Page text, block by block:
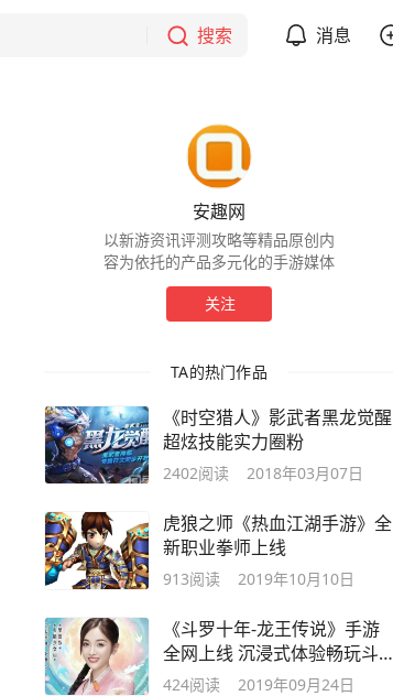
搜索 消息
安趣网
以新游资讯评测攻略等精品原创内
容为依托的产品多元化的手游媒体
关注
TA的热门作品
《时空猎人》影武者黑龙觉醒
超炫技能实力圈粉
2402阅读 2018年03月07日
虎狼之师《热血江湖手游》全
新职业拳师上线
913阅读 2019年10月10日
《斗罗十年-龙王传说》手游
全网上线 沉浸式体验畅玩斗
罗武魂世界
424阅读 2019年09月24日